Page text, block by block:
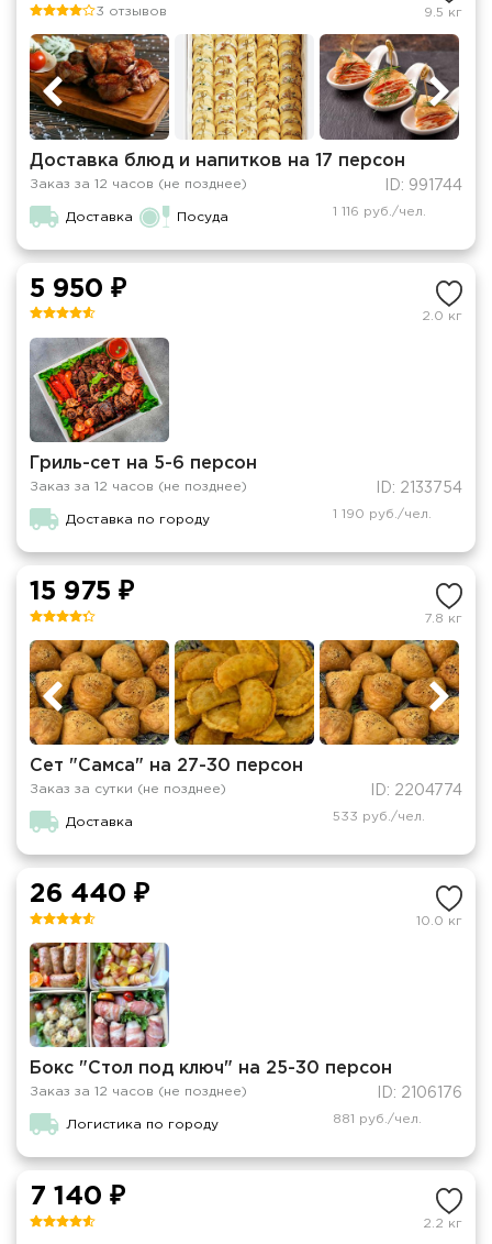
3 отзывов 9.5 кг
Доставка блюд и напитков на 17 персон
Заказ за 12 часов (не позднее) ID: 991744
Доставка Посуда 1 116 руб./чел.
5 950 ₽
2.0 кг
Гриль-сет на 5-6 персон
Заказ за 12 часов (не позднее) ID: 2133754
Доставка по городу 1 190 руб./чел.
15 975 ₽
7.8 кг
Сет "Самса" на 27-30 персон
Заказ за сутки (не позднее) ID: 2204774
Доставка 533 руб./чел.
26 440 ₽
10.0 кг
Бокс "Стол под ключ" на 25-30 персон
Заказ за 12 часов (не позднее) ID: 2106176
Логистика по городу 881 руб./чел.
7 140 ₽
2.2 кг